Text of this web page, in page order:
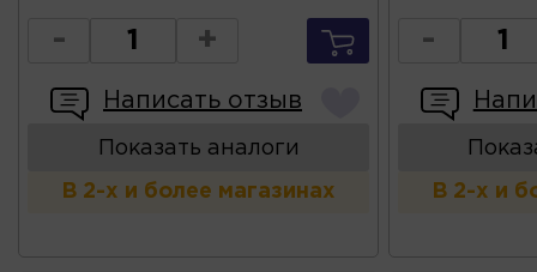
- +
Написать отзыв
Показать аналоги
В 2-х и более магазинах
-
В 2-х и